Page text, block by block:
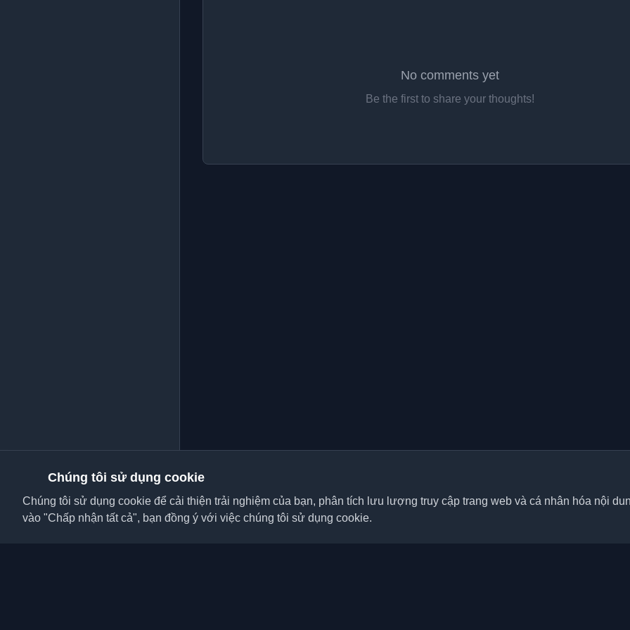
No comments yet
Be the first to share your thoughts!
Chúng tôi sử dụng cookie
Chúng tôi sử dụng cookie để cải thiện trải nghiệm của bạn, phân tích lưu lượng truy cập trang web và cá nhân hóa nội
vào "Chấp nhận tất cả", bạn đồng ý với việc chúng tôi sử dụng cookie.